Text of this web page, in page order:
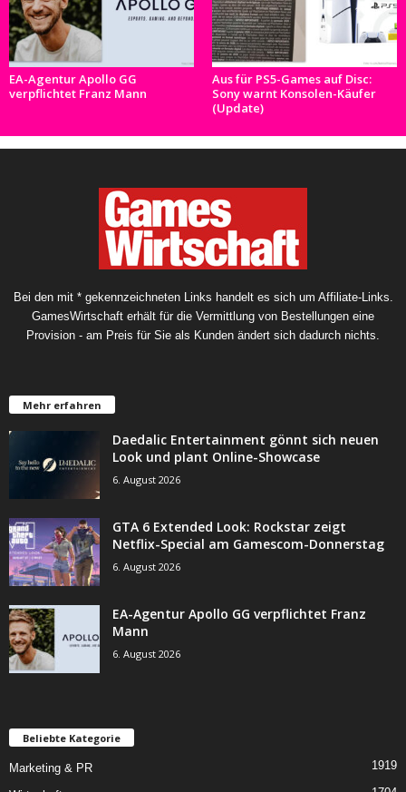
EA-Agentur Apollo GG
verpflichtet Franz Mann
Aus für PS5-Games auf Disc:
Sony warnt Konsolen-Käufer
(Update)
Bei den mit * gekennzeichneten Links handelt es sich um Affiliate-Links.
GamesWirtschaft erhält für die Vermittlung von Bestellungen eine
Provision - am Preis für Sie als Kunden ändert sich dadurch nichts.
Mehr erfahren
Daedalic Entertainment gönnt sich neuen
Look und plant Online-Showcase
6. August 2026
GTA 6 Extended Look: Rockstar zeigt
Netflix-Special am Gamescom-Donnerstag
6. August 2026
EA-Agentur Apollo GG verpflichtet Franz
Mann
6. August 2026
Beliebte Kategorie
Marketing & PR 1919